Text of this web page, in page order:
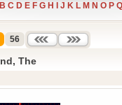
B C D E F G H J K L M N O P Q
56
The